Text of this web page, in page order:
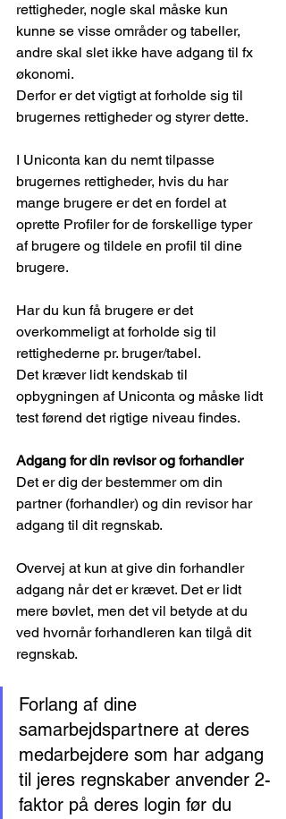
rettigheder, nogle skal måske kun
kunne se visse områder og tabeller,
andre skal slet ikke have adgang til fx
økonomi.
Derfor er det vigtigt at forholde sig til
brugernes rettigheder og styrer dette.
I Uniconta kan du nemt tilpasse
brugernes rettigheder, hvis du har
mange brugere er det en fordel at
oprette Profiler for de forskellige typer
af brugere og tildele en profil til dine
brugere.
Har du kun få brugere er det
overkommeligt at forholde sig til
rettighederne pr. bruger/tabel.
Det kræver lidt kendskab til
opbygningen af Uniconta og måske lidt
test førend det rigtige niveau findes.
Adgang for din revisor og forhandler
Det er dig der bestemmer om din
partner (forhandler) og din revisor har
adgang til dit regnskab.
Overvej at kun at give din forhandler
adgang når det er krævet. Det er lidt
mere bøvlet, men det vil betyde at du
ved hvornår forhandleren kan tilgå dit
regnskab.
Forlang af dine
samarbejdspartnere at deres
medarbejdere som har adgang
til jeres regnskaber anvender 2-
faktor på deres login før du